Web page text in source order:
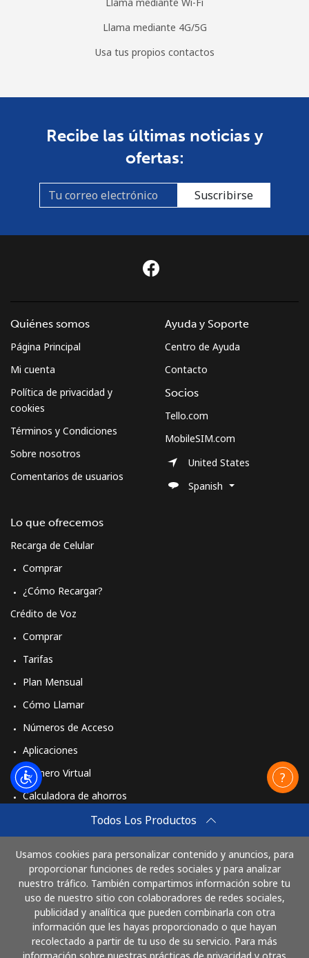
Llama mediante 4G/5G
Usa tus propios contactos
Recibe las últimas noticias y
ofertas:
Suscribirse
Todos Los Productos
Usamos cookies para personalizar contenido y anuncios, para
proporcionar funciones de redes sociales y para analizar
nuestro tráfico. También compartimos información sobre tu
uso de nuestro sitio con colaboradores de redes sociales,
publicidad y analítica que pueden combinarla con otra
información que les hayas proporcionado o que hayan
recolectado a partir de tu uso de su servicio. Para más
Quiénes somos
Página Principal
Mi cuenta
Política de privacidad y
cookies
Términos y Condiciones
Sobre nosotros
Comentarios de usuarios
Lo que ofrecemos
Recarga de Celular
Comprar
¿Cómo Recargar?
Crédito de Voz
Comprar
Tarifas
Plan Mensual
Cómo Llamar
Números de Acceso
Aplicaciones
Número Virtual
Calculadora de ahorros
Cómo funciona
Ayuda y Soporte
Centro de Ayuda
Contacto
Socios
Tello.com
MobileSIM.com
United States
Spanish
Paga con